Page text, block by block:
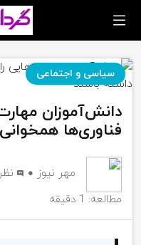
سیاسی و اجتماعی
دانش‌آموزان
فناوری‌ها
مهر نیوز
مطالعه: 1 دقیقه